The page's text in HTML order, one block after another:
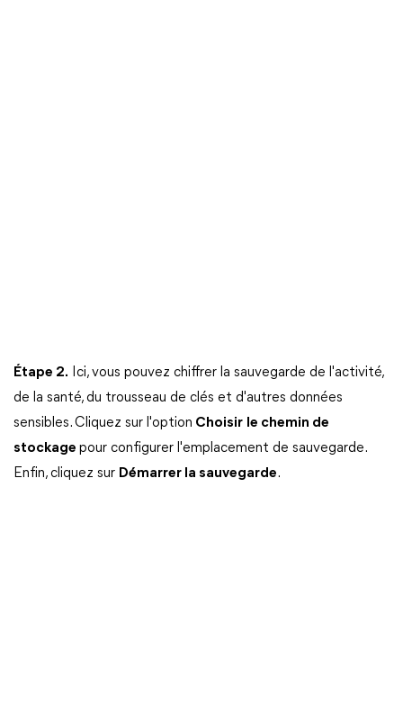
Étape 2. Ici, vous pouvez chiffrer la sauvegarde de l'activité,
de la santé, du trousseau de clés et d'autres données
sensibles. Cliquez sur l'option Choisir le chemin de
stockage pour configurer l'emplacement de sauvegarde.
Enfin, cliquez sur Démarrer la sauvegarde.